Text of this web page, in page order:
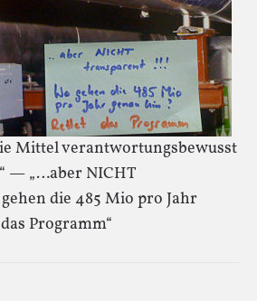
Mittel verantwortungsbewusst
— „…aber NICHT
die 485 Mio pro Jahr
Programm“